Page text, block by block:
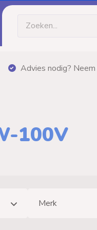
Advies nodig? Neem
100V
Merk